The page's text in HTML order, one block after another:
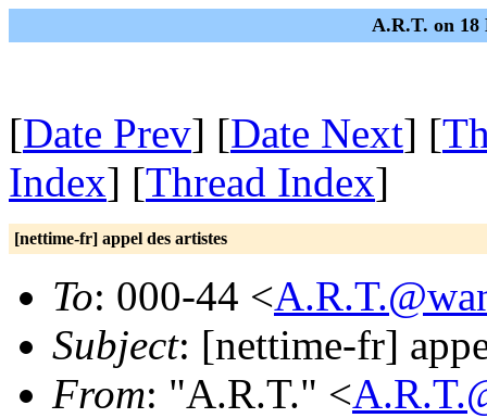
A.R.T. on 18
[Date Prev] [Date Next] [
Index] [Thread Index]
[nettime-fr] appel des artistes
To: 000-44 <
Subject: [nettime-fr]
From: "A.R.T." <